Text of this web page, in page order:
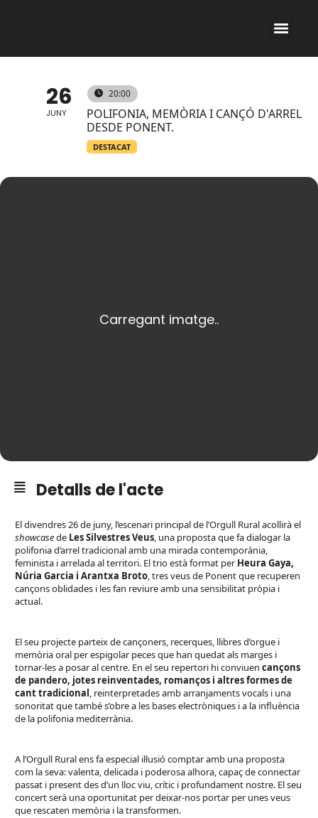
26
JUNY
20:00
POLIFONIA, MEMÒRIA I CANÇÓ D'ARREL
DESDE PONENT.
DESTACAT
Detalls de l'acte
El divendres 26 de juny, l’escenari principal de l’Orgull Rural acollirà el
showcasede Les Silvestres Veus, una proposta que fa dialogar la
polifonia d’arrel tradicional amb una mirada contemporània,
feminista i arrelada al territori. El trio està format per Heura Gaya,
Núria Garcia i Arantxa Broto, tres veus de Ponent que recuperen
cançons oblidades i les fan reviure amb una sensibilitat pròpia i
actual.
El seu projecte parteix de cançoners, recerques, llibres d’orgue i
memòria oral per espigolar peces que han quedat als marges i
tornar-les a posar al centre. En el seu repertori hi conviuen cançons
de pandero, jotes reinventades, romanços i altres formes de
cant tradicional, reinterpretades amb arranjaments vocals i una
sonoritat que també s’obre a les bases electròniques i a la influència
de la polifonia mediterrània.
A l’Orgull Rural ens fa especial il·lusió comptar amb una proposta
com la seva: valenta, delicada i poderosa alhora, capaç de connectar
passat i present des d’un lloc viu, crític i profundament nostre. El seu
concert serà una oportunitat per deixar-nos portar per unes veus
que rescaten memòria i la transformen.